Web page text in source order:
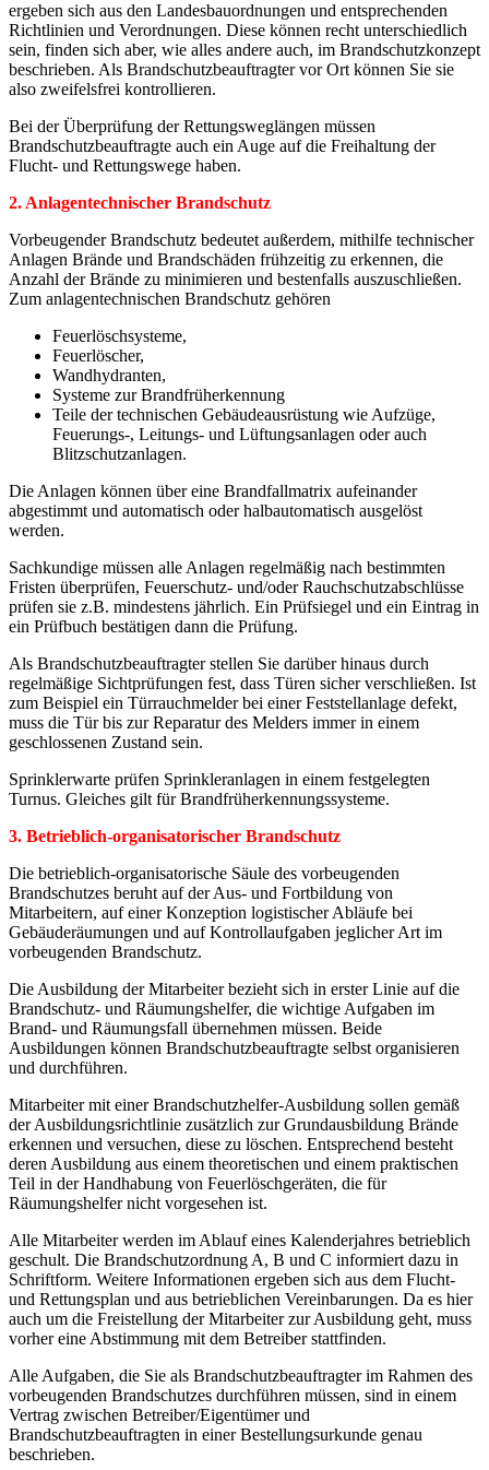
ergeben sich aus den Landesbauordnungen und entsprechenden
Richtlinien und Verordnungen. Diese können recht unterschiedlich
sein, finden sich aber, wie alles andere auch, im Brandschutzkonzept
beschrieben. Als Brandschutzbeauftragter vor Ort können Sie sie
also zweifelsfrei kontrollieren.
Bei der Überprüfung der Rettungsweglängen müssen
Brandschutzbeauftragte auch ein Auge auf die Freihaltung der
Flucht- und Rettungswege haben.
2. Anlagentechnischer Brandschutz
Vorbeugender Brandschutz bedeutet außerdem, mithilfe technischer
Anlagen Brände und Brandschäden frühzeitig zu erkennen, die
Anzahl der Brände zu minimieren und bestenfalls auszuschließen.
Zum anlagentechnischen Brandschutz gehören
Feuerlöschsysteme,
Feuerlöscher,
Wandhydranten,
Systeme zur Brandfrüherkennung
Teile der technischen Gebäudeausrüstung wie Aufzüge,
Feuerungs-, Leitungs- und Lüftungsanlagen oder auch
Blitzschutzanlagen.
Die Anlagen können über eine Brandfallmatrix aufeinander
abgestimmt und automatisch oder halbautomatisch ausgelöst
werden.
Sachkundige müssen alle Anlagen regelmäßig nach bestimmten
Fristen überprüfen, Feuerschutz- und/oder Rauchschutzabschlüsse
prüfen sie z.B. mindestens jährlich. Ein Prüfsiegel und ein Eintrag in
ein Prüfbuch bestätigen dann die Prüfung.
Als Brandschutzbeauftragter stellen Sie darüber hinaus durch
regelmäßige Sichtprüfungen fest, dass Türen sicher verschließen. Ist
zum Beispiel ein Türrauchmelder bei einer Feststellanlage defekt,
muss die Tür bis zur Reparatur des Melders immer in einem
geschlossenen Zustand sein.
Sprinklerwarte prüfen Sprinkleranlagen in einem festgelegten
Turnus. Gleiches gilt für Brandfrüherkennungssysteme.
3. Betrieblich-organisatorischer Brandschutz
Die betrieblich-organisatorische Säule des vorbeugenden
Brandschutzes beruht auf der Aus- und Fortbildung von
Mitarbeitern, auf einer Konzeption logistischer Abläufe bei
Gebäuderäumungen und auf Kontrollaufgaben jeglicher Art im
vorbeugenden Brandschutz.
Die Ausbildung der Mitarbeiter bezieht sich in erster Linie auf die
Brandschutz- und Räumungshelfer, die wichtige Aufgaben im
Brand- und Räumungsfall übernehmen müssen. Beide
Ausbildungen können Brandschutzbeauftragte selbst organisieren
und durchführen.
Mitarbeiter mit einer Brandschutzhelfer-Ausbildung sollen gemäß
der Ausbildungsrichtlinie zusätzlich zur Grundausbildung Brände
erkennen und versuchen, diese zu löschen. Entsprechend besteht
deren Ausbildung aus einem theoretischen und einem praktischen
Teil in der Handhabung von Feuerlöschgeräten, die für
Räumungshelfer nicht vorgesehen ist.
Alle Mitarbeiter werden im Ablauf eines Kalenderjahres betrieblich
geschult. Die Brandschutzordnung A, B und C informiert dazu in
Schriftform. Weitere Informationen ergeben sich aus dem Flucht-
und Rettungsplan und aus betrieblichen Vereinbarungen. Da es hier
auch um die Freistellung der Mitarbeiter zur Ausbildung geht, muss
vorher eine Abstimmung mit dem Betreiber stattfinden.
Alle Aufgaben, die Sie als Brandschutzbeauftragter im Rahmen des
vorbeugenden Brandschutzes durchführen müssen, sind in einem
Vertrag zwischen Betreiber/Eigentümer und
Brandschutzbeauftragten in einer Bestellungsurkunde genau
beschrieben.